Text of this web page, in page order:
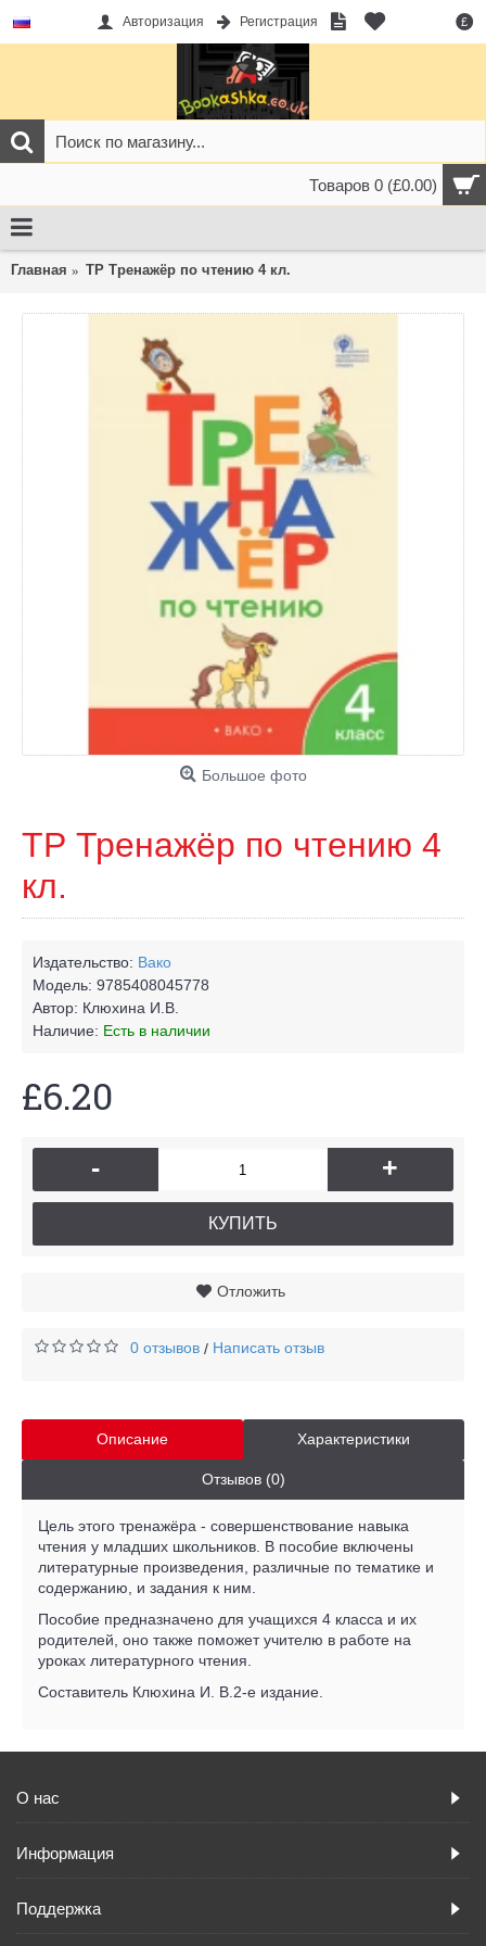
£
Авторизация Регистрация
Товаров 0 (£0.00)
Главная ТР Тренажёр по чтению 4 кл.
Большое фото
ТР Тренажёр по чтению 4
кл.
Издательство: Вако
Модель: 9785408045778
Автор: Клюхина И.В.
Наличие: Есть в наличии
£6.20
- +
КУПИТЬ
Отложить
0 отзывов / Написать отзыв
Описание Характеристики
Отзывов (0)
Цель этого тренажёра - совершенствование навыка
чтения у младших школьников. В пособие включены
литературные произведения, различные по тематике и
содержанию, и задания к ним.
Пособие предназначено для учащихся 4 класса и их
родителей, оно также поможет учителю в работе на
уроках литературного чтения.
Составитель Клюхина И. В.2-е издание.
О нас
Информация
Поддержка